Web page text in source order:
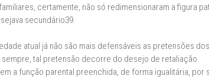
certamente, não só redimensionaram a figura
secundário39.
atual já não são mais defensáveis as pretensões
tal pretensão decorre do desejo de retaliação.
a função parental preenchida, de forma igualitária, por